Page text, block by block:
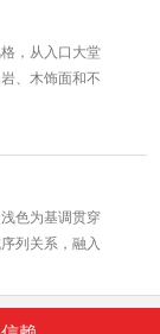
，从入口大堂
、木饰面和不
色为基调贯穿
列关系，融入